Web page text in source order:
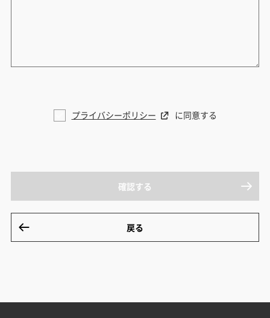
プライバシーポリシー に同意する
戻る
確認する